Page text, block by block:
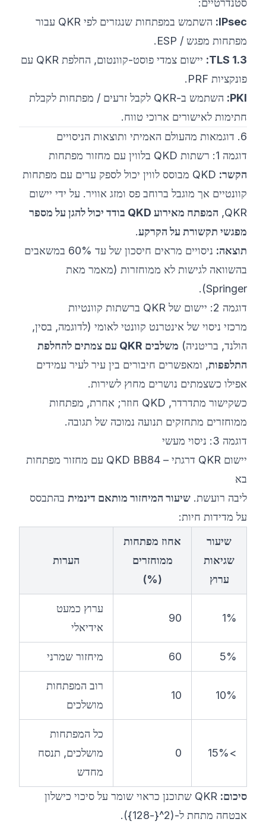
סטנדרטיים:
IPsec:
השתמש במפתחות שנגזרים לפי QKR עבור
מפתחות מפגש / ESP.
TLS 1.3:
יישום צמדי פוסט-קוונטום, החלפת QKR עם
פונקציות PRF.
PKI:
השתמש ב-QKR לקבל זרעים / מפתחות לקבלת
חתימות לאישורים ארוכי טווח.
6. דוגמאות מהעולם האמיתי ותוצאות הניסויים
דוגמה 1: רשתות QKD בלווין עם מחזור מפתחות
הקשר:
QKD מבוסס לווין יכול לספק ערים עם מפתחות
קוונטיים אך מוגבל ברוחב פס ומזג אוויר. על ידי יישום
QKR,
המפתח מאירוע QKD בודד יכול להגן על מספר
מפגשי תקשורת על הקרקע.
תוצאה:
ניסויים מראים חיסכון של עד 60% במשאבים
בהשוואה לגישות לא ממוחזרות (מאמר מאת
Springer
).
דוגמה 2: יישום של QKR ברשתות קוונטיות
מרכזי ניסוי של אינטרנט קוונטי לאומי (לדוגמה, בסין,
הולנד, בריטניה)
משלבים QKR עם צמתים להחלפת
התלפפות, ומאפשרים חיבורים בין עיר לעיר עמידים
אפילו כשצמתים נושרים מחוץ לשירות.
כשקישור מתדרדר, QKD חוזר; אחרת, מפתחות
ממוחזרים מתחזקים תנועה נמוכה של תגובה.
דוגמה 3: ניסוי מעשי
יישום QKR דרגתי – QKD BB84 עם מחזור מפתחות
בא
ליבה רועשת. שיעור המיחזור מותאם דינמית בהתבסס
על מדידות חיות:
שיעור
שגיאות
ערוץ
אחוז מפתחות
ממוחזרים
(%)
הערות
1%
90
ערוץ כמעט
אידיאלי
5%
60 מיחזור שמרני
10%
10
רוב המפתחות
מושלכים
>15%
0
כל המפתחות
מושלכים, תנסח
מחדש
סיכום:
QKR שתוכנן כראוי שומר על סיכוי כישלון
אבטחה מתחת ל-(2^{-128}).